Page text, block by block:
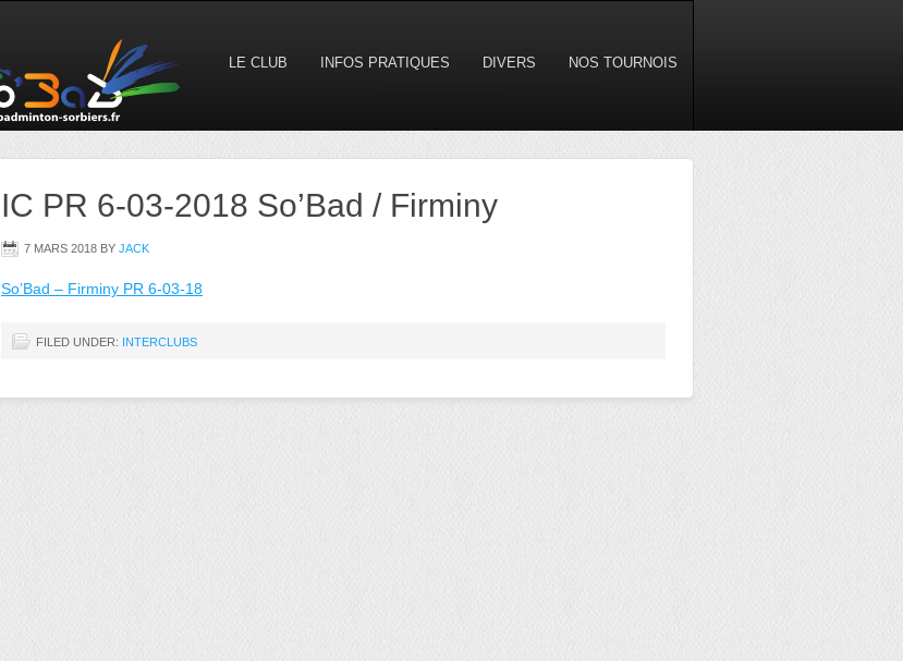
LE CLUB INFOS PRATIQUES DIVERS NOS TOURNOIS
IC PR 6-03-2018 So’Bad / Firminy
7 MARS 2018 BY JACK
So’Bad – Firminy PR 6-03-18
FILED UNDER: INTERCLUBS